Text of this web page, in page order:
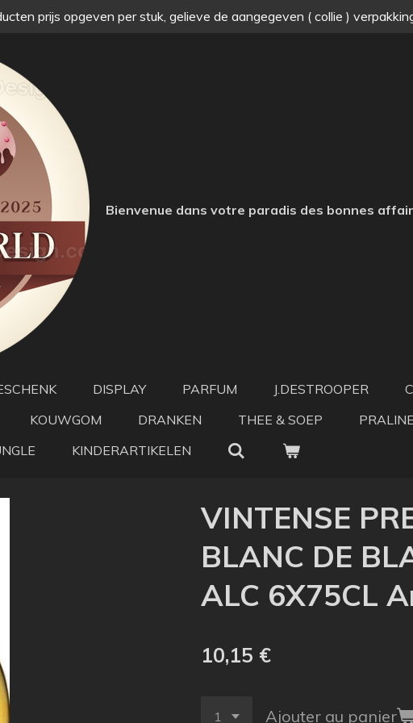
prijs opgeven per stuk, gelieve de aangegeven ( collie )
Bienvenue dans votre paradis des bonnes
DISPLAY PARFUM J.DESTROOPER
KOUWGOM DRANKEN THEE & SOEP
KINDERARTIKELEN
VINTENSE
BLANC DE
ALC 6X75CL
10,15 €
Ajouter au panier